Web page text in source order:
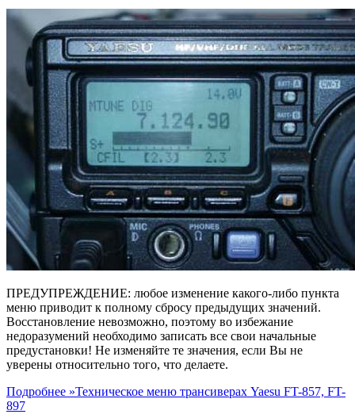
ПРЕДУПРЕЖДЕНИЕ: любое изменение какого-либо пункта
меню приводит к полному сбросу предыдущих значений.
Восстановление невозможно, поэтому во избежание
недоразумений необходимо записать все свои начальные
предустановки! Не изменяйте те значения, если Вы не
уверены относительно того, что делаете.
Подробнее »Техническое меню трансиверах Yaesu FT-857, FT-
897